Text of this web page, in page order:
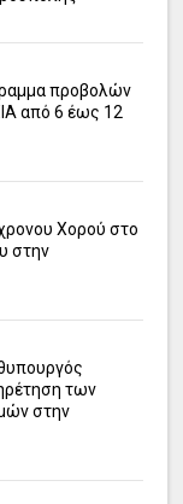
προβολών
από 6 έως 12
Χορού στο
στην
των
στην